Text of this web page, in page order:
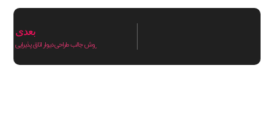
بعدی
روش جالب طراحی دیوار اتاق پذیرایی